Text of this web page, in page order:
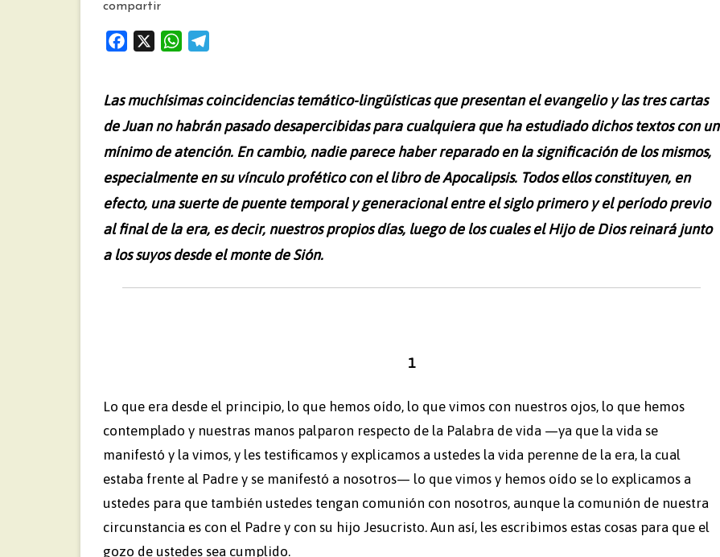
compartir
e
b
o
W
t
s
A
e
g
r
Las muchísimas coincidencias temático-lingüísticas que presentan el evangelio y las tres cartas
de Juan no habrán pasado desapercibidas para cualquiera que ha estudiado dichos textos con un
mínimo de atención. En cambio, nadie parece haber reparado en la significación de los mismos,
especialmente en su vínculo profético con el libro de Apocalipsis. Todos ellos constituyen, en
efecto, una suerte de puente temporal y generacional entre el siglo primero y el período previo
al final de la era, es decir, nuestros propios días, luego de los cuales el Hijo de Dios reinará junto
a los suyos desde el monte de Sión.
1
Lo que era desde el principio, lo que hemos oído, lo que vimos con nuestros ojos, lo que hemos
contemplado y nuestras manos palparon respecto de la Palabra de vida —ya que la vida se
manifestó y la vimos, y les testificamos y explicamos a ustedes la vida perenne de la era, la cual
estaba frente al Padre y se manifestó a nosotros— lo que vimos y hemos oído se lo explicamos a
ustedes para que también ustedes tengan comunión con nosotros, aunque la comunión de nuestra
circunstancia es con el Padre y con su hijo Jesucristo. Aun así, les escribimos estas cosas para que el
gozo de ustedes sea cumplido.